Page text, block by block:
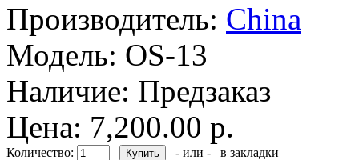
Производитель: China
Модель: OS-13
Наличие: Предзаказ
Цена: 7,200.00 р.
Количество: - или -
в закладки